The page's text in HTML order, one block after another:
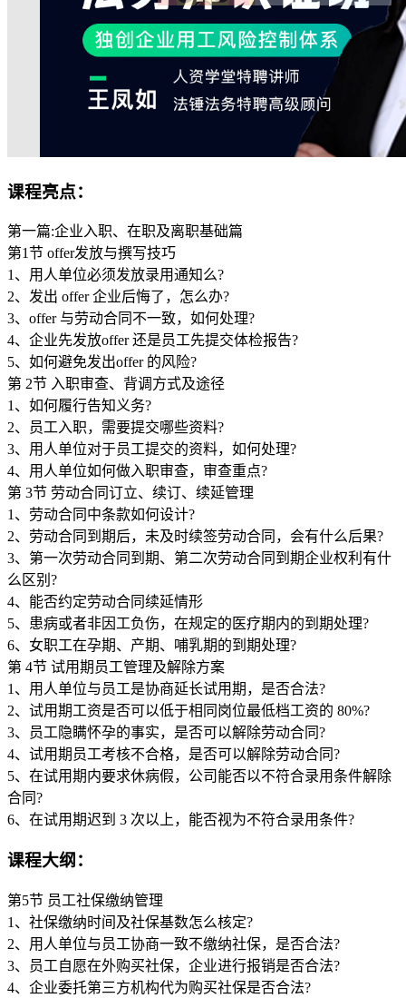
课程亮点：
第一篇:企业入职、在职及离职基础篇
第1节 offer发放与撰写技巧
1、用人单位必须发放录用通知么?
2、发出 offer 企业后悔了，怎么办?
3、offer 与劳动合同不一致，如何处理?
4、企业先发放offer 还是员工先提交体检报告?
5、如何避免发出offer 的风险?
第 2节 入职审查、背调方式及途径
1、如何履行告知义务?
2、员工入职，需要提交哪些资料?
3、用人单位对于员工提交的资料，如何处理?
4、用人单位如何做入职审查，审查重点?
第 3节 劳动合同订立、续订、续延管理
1、劳动合同中条款如何设计?
2、劳动合同到期后，未及时续签劳动合同，会有什么后果?
3、第一次劳动合同到期、第二次劳动合同到期企业权利有什
么区别?
4、能否约定劳动合同续延情形
5、患病或者非因工负伤，在规定的医疗期内的到期处理?
6、女职工在孕期、产期、哺乳期的到期处理?
第 4节 试用期员工管理及解除方案
1、用人单位与员工是协商延长试用期，是否合法?
2、试用期工资是否可以低于相同岗位最低档工资的 80%?
3、员工隐瞒怀孕的事实，是否可以解除劳动合同?
4、试用期员工考核不合格，是否可以解除劳动合同?
5、在试用期内要求休病假，公司能否以不符合录用条件解除
合同?
6、在试用期迟到 3 次以上，能否视为不符合录用条件?
课程大纲：
第5节 员工社保缴纳管理
1、社保缴纳时间及社保基数怎么核定?
2、用人单位与员工协商一致不缴纳社保，是否合法?
3、员工自愿在外购买社保，企业进行报销是否合法?
4、企业委托第三方机构代为购买社保是否合法?